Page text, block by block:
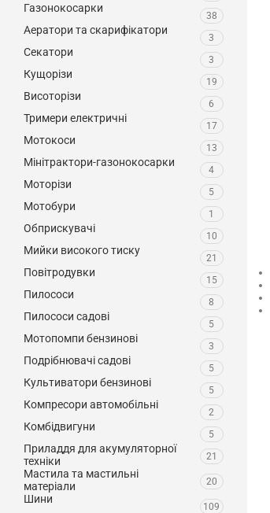
Газонокосарки
38
Аератори та скарифікатори
3
Секатори
3
Кущорізи
19
Висоторізи
6
Тримери електричні
17
Мотокоси
13
Мінітрактори-газонокосарки
4
Моторізи
5
Мотобури
1
Обприскувачі
10
Мийки високого тиску
21
Повітродувки
15
Пилососи
8
Пилососи садові
5
Мотопомпи бензинові
3
Подрібнювачі садові
5
Культиватори бензинові
5
Компресори автомобільні
2
Комбідвигуни
5
Приладдя для акумуляторної
техніки
21
Мастила та мастильні
матеріали
20
Шини
109